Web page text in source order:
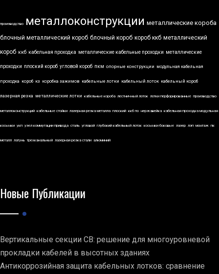
производство металлоконструкции металлические короба
блочный металлический короб блочный короб короб ккб металлический
короб ккб кабельная проходка металлические кабельные проходки металлические
проходки плоский короб угловой короб пкм опорные конструкции модульная кабельная
проходка короб кз коробка зажимов кабельные лотки кабельный лоток кабельный короб
лазерная резка металлические лотки кабельные короба лестничный лоток лотки перфорированные производство
металлоконструкций кабельные стойки лазерная резка металла плоский ккб по нержавейка кабельная проходка модульная
косынки укп узел коммутации привода сталь угловой глубокий кабельный лоток косынки боковые лазер лэп монтаж пк
металл латунь трехканальный лазерная резка стали алюминий
Новые Публикации
Вертикальные секции СВ: решение для многоуровневой
прокладки кабелей в высотных зданиях
Антикоррозийная защита кабельных лотков: сравнение